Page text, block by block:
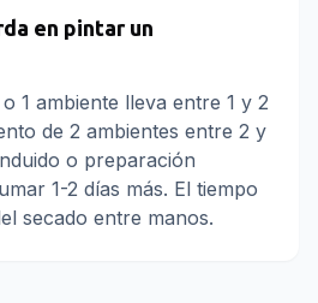
en pintar un
1 ambiente lleva entre 1 y 2
de 2 ambientes entre 2 y
o preparación
1-2 días más. El tiempo
secado entre manos.